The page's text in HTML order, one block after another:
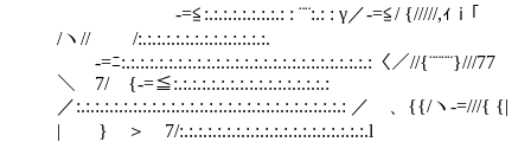
‐=≦:.:.:.:.:.:.:.:.: : ¨¨:.: : γ／‐=≦/ {/////,ｨｉ｢
/ヽ// /:.:.:.:.:.:.:.:.:.:.:.:.:.:.
‐=ﾆ:.:.:.:.:.:.:.:.:.:.:.:.:.:.:.:.:.:.:.:.:.:.:.:.:.:.:〈／//{¨¨¨¨}///77
＼ 7/ {‐=≦:.:.:.:.:.:.:.:.:.:.:.:.:.:.:.:.:
／:.:.:.:.:.:.:.:.:.:.:.:.:.:.:.:.:.:.:.:.:.:.:.:.:.:.:.:.: ／ゝ、{{/ヽ‐=///{ {|
| } ＞ 7/:.:.:.:.:.:.:.:.:.:.:.:.:.:.:.:.:.:.:.:.l